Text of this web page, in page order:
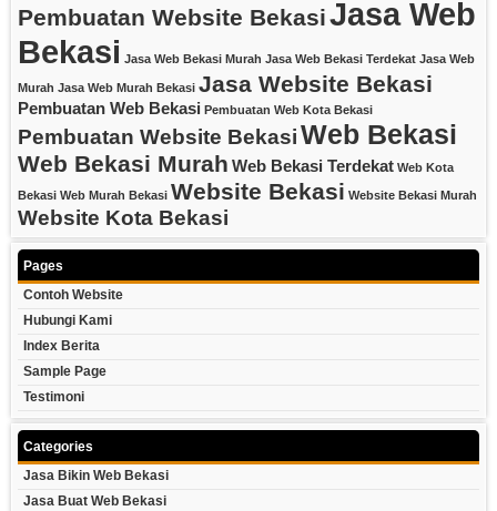
Pembuatan Website BekasiJasa Web
Bekasi Jasa Web Bekasi Murah Jasa Web Bekasi Terdekat Jasa Web
Murah Jasa Web Murah Bekasi Jasa Website Bekasi
Pembuatan Web Bekasi Pembuatan Web Kota Bekasi
Pembuatan Website BekasiWeb Bekasi
Web Bekasi Murah Web Bekasi Terdekat Web Kota
Bekasi Web Murah Bekasi Website Bekasi Website Bekasi Murah
Website Kota Bekasi
Pages
Contoh Website
Hubungi Kami
Index Berita
Sample Page
Testimoni
Categories
Jasa Bikin Web Bekasi
Jasa Buat Web Bekasi